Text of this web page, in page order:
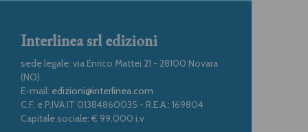
Interlinea srl edizioni
sede legale: via Enrico Mattei 21 - 28100 Novara
(NO)
E-mail: edizioni@interlinea.com
C.F. e P.IVA IT 01384860035 - R.E.A.: 169804
Capitale sociale: € 99.000 i.v